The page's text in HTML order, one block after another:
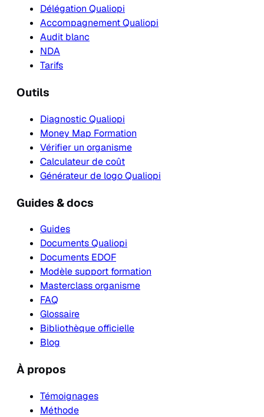
Délégation Qualiopi
Accompagnement Qualiopi
Audit blanc
NDA
Tarifs
Outils
Diagnostic Qualiopi
Money Map Formation
Vérifier un organisme
Calculateur de coût
Générateur de logo Qualiopi
Guides & docs
Guides
Documents Qualiopi
Documents EDOF
Modèle support formation
Masterclass organisme
FAQ
Glossaire
Bibliothèque officielle
Blog
À propos
Témoignages
Méthode